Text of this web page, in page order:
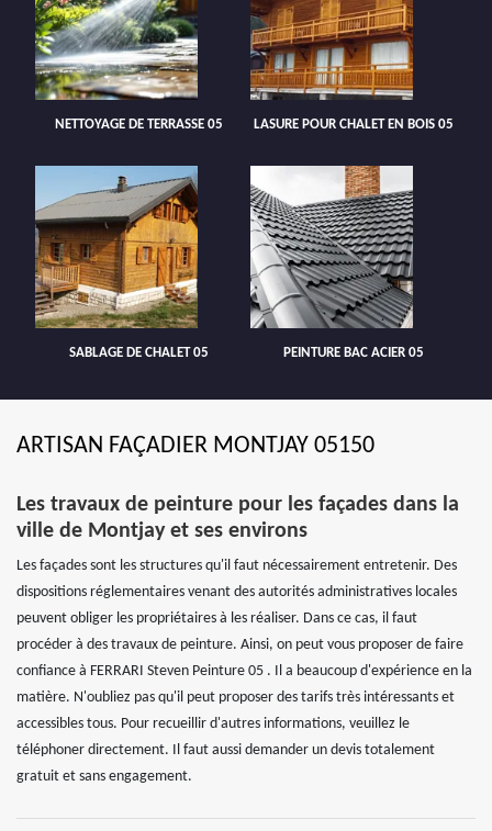
NETTOYAGE DE TERRASSE 05 LASURE POUR CHALET EN BOIS 05
SABLAGE DE CHALET 05 PEINTURE BAC ACIER 05
ARTISAN FAÇADIER MONTJAY 05150
Les travaux de peinture pour les façades dans la
ville de Montjay et ses environs
Les façades sont les structures qu'il faut nécessairement entretenir. Des
dispositions réglementaires venant des autorités administratives locales
peuvent obliger les propriétaires à les réaliser. Dans ce cas, il faut
procéder à des travaux de peinture. Ainsi, on peut vous proposer de faire
confiance à FERRARI Steven Peinture 05 . Il a beaucoup d'expérience en la
matière. N'oubliez pas qu'il peut proposer des tarifs très intéressants et
accessibles tous. Pour recueillir d'autres informations, veuillez le
téléphoner directement. Il faut aussi demander un devis totalement
gratuit et sans engagement.